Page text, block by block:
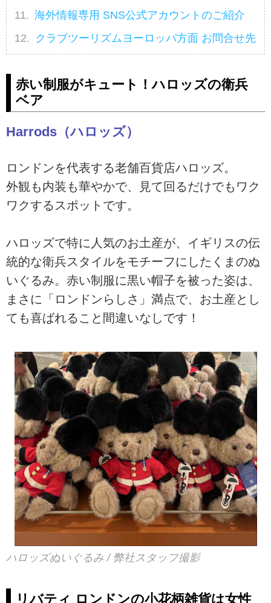
海外情報専用 SNS公式アカウントのご紹介
クラブツーリズムヨーロッパ方面 お問合せ先
赤い制服がキュート！ハロッズの衛兵
ベア
Harrods（ハロッズ）
ロンドンを代表する老舗百貨店ハロッズ。
外観も内装も華やかで、見て回るだけでもワク
ワクするスポットです。
ハロッズで特に人気のお土産が、イギリスの伝
統的な衛兵スタイルをモチーフにしたくまのぬ
いぐるみ。赤い制服に黒い帽子を被った姿は、
まさに「ロンドンらしさ」満点で、お土産とし
ても喜ばれること間違いなしです！
ハロッズぬいぐるみ / 弊社スタッフ撮影
リバティ ロンドンの小花柄雑貨は女性